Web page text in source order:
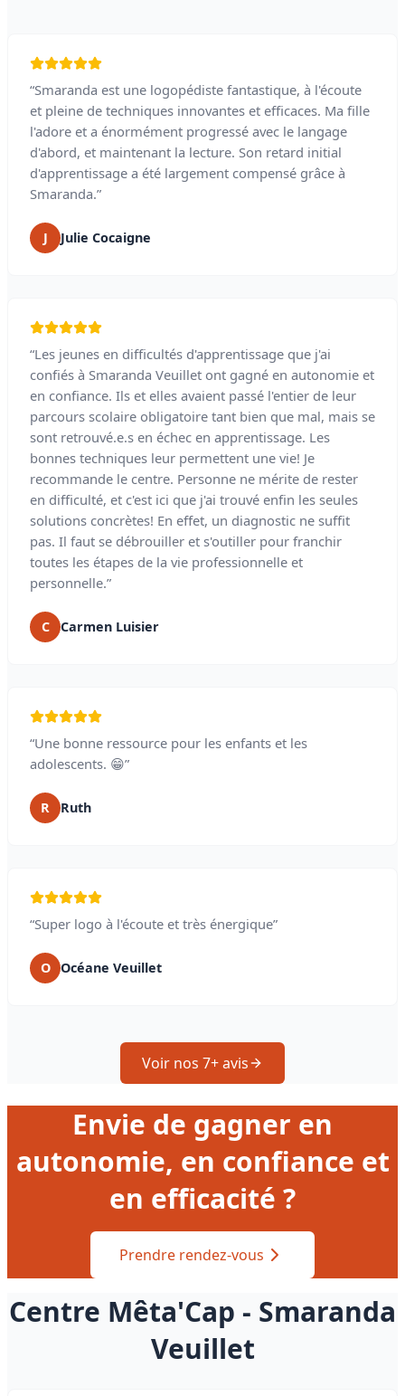
“Smaranda est une logopédiste fantastique, à l'écoute
et pleine de techniques innovantes et efficaces. Ma fille
l'adore et a énormément progressé avec le langage
d'abord, et maintenant la lecture. Son retard initial
d'apprentissage a été largement compensé grâce à
Smaranda.”
J Julie Cocaigne
“Les jeunes en difficultés d'apprentissage que j'ai
confiés à Smaranda Veuillet ont gagné en autonomie et
en confiance. Ils et elles avaient passé l'entier de leur
parcours scolaire obligatoire tant bien que mal, mais se
sont retrouvé.e.s en échec en apprentissage. Les
bonnes techniques leur permettent une vie! Je
recommande le centre. Personne ne mérite de rester
en difficulté, et c'est ici que j'ai trouvé enfin les seules
solutions concrètes! En effet, un diagnostic ne suffit
pas. Il faut se débrouiller et s'outiller pour franchir
toutes les étapes de la vie professionnelle et
personnelle.”
C Carmen Luisier
“Une bonne ressource pour les enfants et les
adolescents. 😁”
R Ruth
“Super logo à l'écoute et très énergique”
O Océane Veuillet
Voir nos 7+ avis
Envie de gagner en
autonomie, en confiance et
en efficacité ?
Prendre rendez-vous
Centre Mêta'Cap - Smaranda
Veuillet